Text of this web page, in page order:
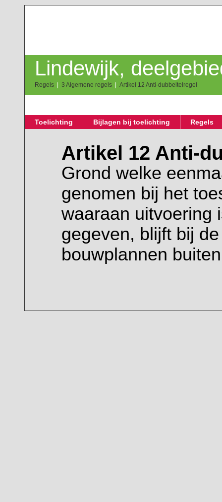
Lindewijk,
Regels 3 Algemene regels Artikel 12 Anti-dubbeltelregel
Toelichting Bijlagen bij toelichting Regels
Artikel 12 Anti-
Grond welke
genomen bij het
waaraan uitvoering
gegeven, blijft bij
bouwplannen